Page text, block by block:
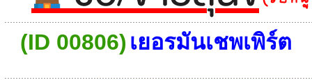
(ID 00806) เยอรมันเชพเพิร์ต